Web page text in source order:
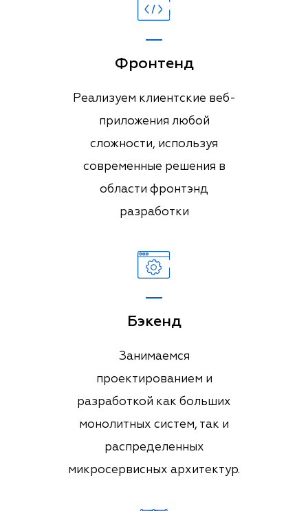
Фронтенд
Реализуем клиентские веб-
приложения любой
сложности, используя
современные решения в
области фронтэнд
разработки
Бэкенд
Занимаемся
проектированием и
разработкой как больших
монолитных систем, так и
распределенных
микросервисных архитектур.